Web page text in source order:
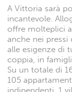
A Vittoria sarà
incantevole.
offre molteplici
anche nei
alle esigenze di
coppia, in
Su un totale di
105